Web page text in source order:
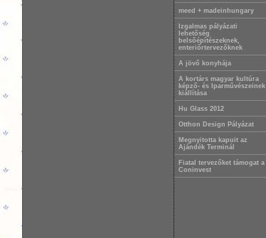
meed + madeinhungary
Izgalmas pályázati
lehetőség
belsőépítészeknek,
enteriőrtervezőknek
A jövő konyhája
A kortárs magyar kultúra
képző- és Iparművészeinek
kiállítása
Hu Glass 2012
Otthon Design Pályázat
Megnyitotta kapuit az
Ajándék Terminál
Fiatal tervezőket támogat a
Coninvest